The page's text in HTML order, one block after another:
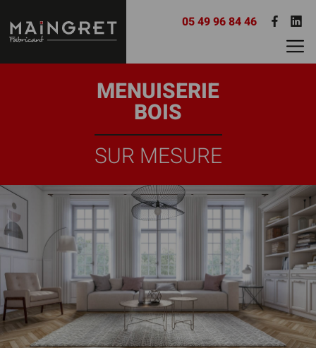
05 49 96 84 46
MENUISERIE
BOIS
SUR MESURE